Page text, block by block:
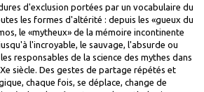
d'exclusion portées par un vocabulaire du
les formes d'altérité : depuis les «gueux du
le «mytheux» de la mémoire incontinente
l'incroyable, le sauvage, l'absurde ou
responsables de la science des mythes dans
siècle. Des gestes de partage répétés et
chaque fois, se déplace, change de